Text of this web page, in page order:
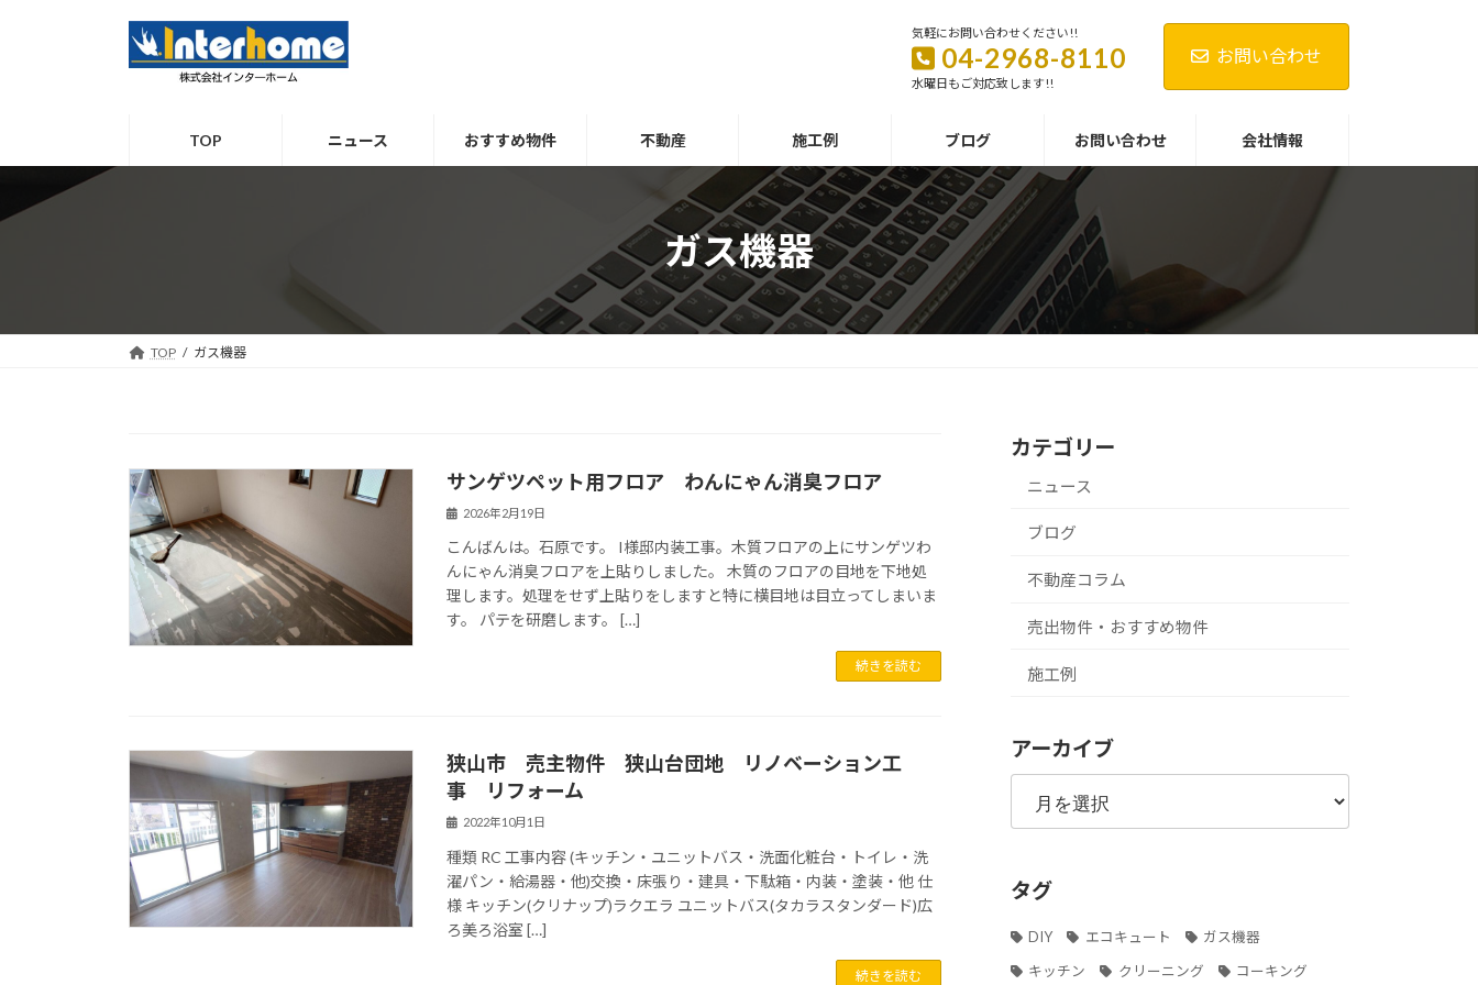
気軽にお問い合わせください!!
04-2968-8110
水曜日もご対応致します!!
お問い合わせ
TOP ニュース おすすめ物件 不動産 施工例 ブログ お問い合わせ 会社情報
ガス機器
TOP ガス機器
サンゲツペット用フロア わんにゃん消臭フロア
2026年2月19日
こんばんは。石原です。 I様邸内装工事。木質フロアの上にサンゲツわ
んにゃん消臭フロアを上貼りしました。 木質のフロアの目地を下地処
理します。処理をせず上貼りをしますと特に横目地は目立ってしまいま
す。 パテを研磨します。 […]
続きを読む
狭山市 売主物件 狭山台団地 リノベーション工
事 リフォーム
2022年10月1日
種類 RC 工事内容 (キッチン・ユニットバス・洗面化粧台・トイレ・洗
濯パン・給湯器・他)交換・床張り・建具・下駄箱・内装・塗装・他 仕
様 キッチン(クリナップ)ラクエラ ユニットバス(タカラスタンダード)広
ろ美ろ浴室 […]
続きを読む
カテゴリー
ニュース
ブログ
不動産コラム
売出物件・おすすめ物件
施工例
アーカイブ
ア
カ
ブ
タグ
DIY エコキュート
ガス機器
キッチン
クリーニング
コーキング